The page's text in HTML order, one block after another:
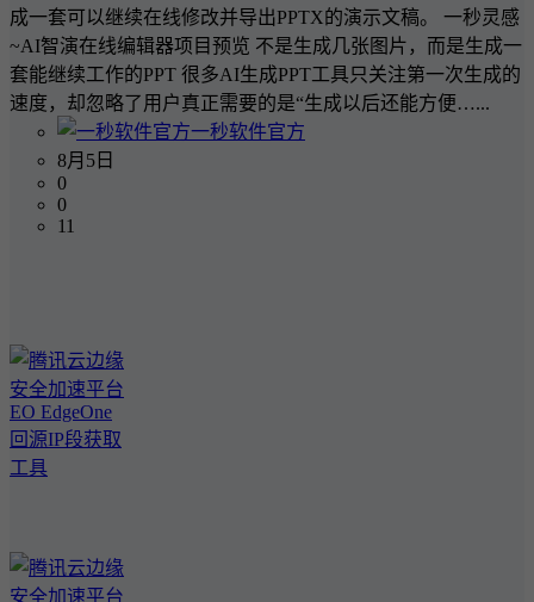
成一套可以继续在线修改并导出PPTX的演示文稿。 一秒灵感
~AI智演在线编辑器项目预览 不是生成几张图片，而是生成一
套能继续工作的PPT 很多AI生成PPT工具只关注第一次生成的
速度，却忽略了用户真正需要的是“生成以后还能方便…...
一秒软件官方
8月5日
0
0
11